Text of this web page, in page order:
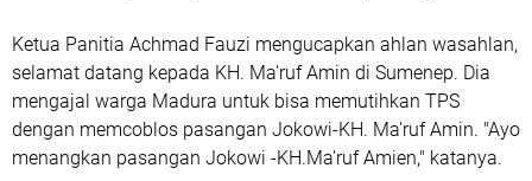
Ketua Panitia Achmad Fauzi mengucapkan ahlan wasahlan,
selamat datang kepada KH. Ma'ruf Amin di Sumenep. Dia
mengajal warga Madura untuk bisa memutihkan TPS
dengan memcoblos pasangan Jokowi-KH. Ma'ruf Amin. "Ayo
menangkan pasangan Jokowi -KH.Ma'ruf Amien," katanya.